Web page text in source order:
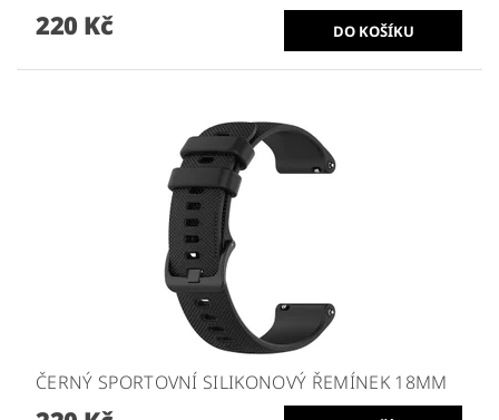
220 Kč
ČERNÝ SPORTOVNÍ SILIKONOVÝ ŘEMÍNEK 18MM